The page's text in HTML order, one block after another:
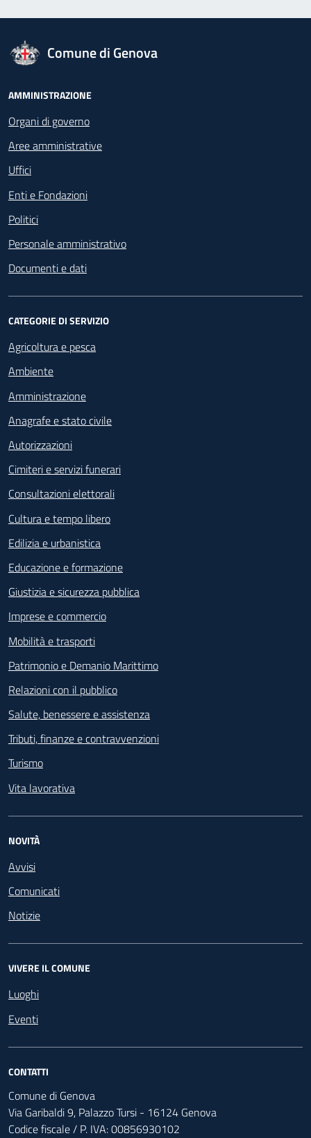
logo Unione Europea
Comune di Genova
Footer - Navigazione
AMMINISTRAZIONE
Organi di governo
Aree amministrative
Uffici
Enti e Fondazioni
Politici
Personale amministrativo
Documenti e dati
CATEGORIE DI SERVIZIO
Agricoltura e pesca
Ambiente
Amministrazione
Anagrafe e stato civile
Autorizzazioni
Cimiteri e servizi funerari
Consultazioni elettorali
Cultura e tempo libero
Edilizia e urbanistica
Educazione e formazione
Giustizia e sicurezza pubblica
Imprese e commercio
Mobilità e trasporti
Patrimonio e Demanio Marittimo
Relazioni con il pubblico
Salute, benessere e assistenza
Tributi, finanze e contravvenzioni
Turismo
Vita lavorativa
NOVITÀ
Avvisi
Comunicati
Notizie
VIVERE IL COMUNE
Luoghi
Eventi
CONTATTI
Comune di Genova
Via Garibaldi 9, Palazzo Tursi - 16124 Genova
Codice fiscale / P. IVA: 00856930102